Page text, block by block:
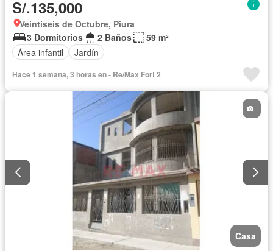
S/.135,000
Veintiseis de Octubre, Piura
3 Dormitorios
2 Baños
59 m²
Área infantil
Jardín
Hace 1 semana, 3 horas en - Re/Max Fort 2
Casa